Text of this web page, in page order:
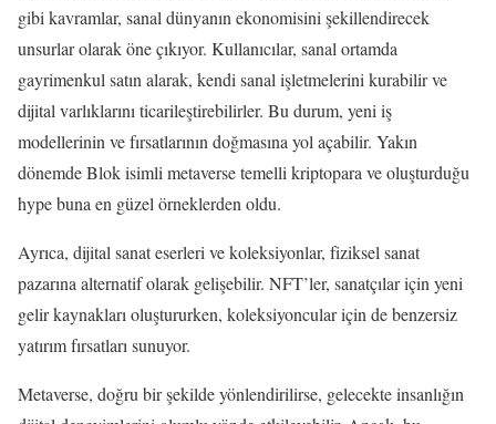
gibi kavramlar, sanal dünyanın ekonomisini şekillendirecek
unsurlar olarak öne çıkıyor. Kullanıcılar, sanal ortamda
gayrimenkul satın alarak, kendi sanal işletmelerini kurabilir ve
dijital varlıklarını ticarileştirebilirler. Bu durum, yeni iş
modellerinin ve fırsatlarının doğmasına yol açabilir. Yakın
dönemde Blok isimli metaverse temelli kriptopara ve oluşturduğu
hype buna en güzel örneklerden oldu.
Ayrıca, dijital sanat eserleri ve koleksiyonlar, fiziksel sanat
pazarına alternatif olarak gelişebilir. NFT’ler, sanatçılar için yeni
gelir kaynakları oluştururken, koleksiyoncular için de benzersiz
yatırım fırsatları sunuyor.
Metaverse, doğru bir şekilde yönlendirilirse, gelecekte insanlığın